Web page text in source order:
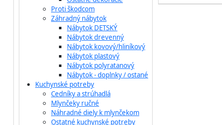
Proti škodcom
Záhradný nábytok
Nábytok DETSKÝ
Nábytok drevenný
Nábytok kovový/hliníkový
Nábytok plastový
Nábytok polyratanový
Nábytok - doplnky / ostané
Kuchynské potreby
Cedníky a strúhadlá
Mlynčeky ručné
Náhradné diely k mlynčekom
Ostatné kuchynské potreby